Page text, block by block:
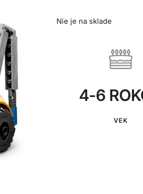
Nie je na sklade
4-6
VEK